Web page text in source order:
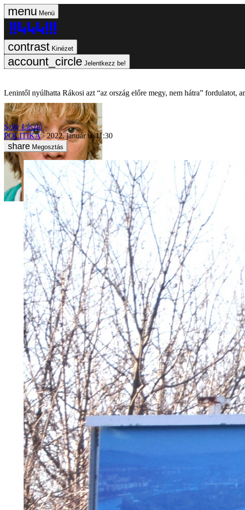
Menü
Kinézet
Jelentkezz be!
Lenintől nyúlhatta Rákosi azt “az ország előre megy, nem hátra” fordulatot,
Szily László
POLITIKA
2022. január 6. 11:30
Megosztás